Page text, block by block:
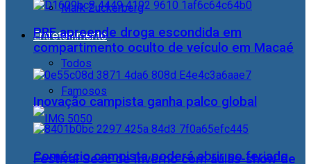
Mark Zuckerberg
Entretenimento
Todos
Famosos
Festival Sesc de Inverno com aulas-show de
PRF apreende droga escondida em
compartimento oculto de veículo em Macaé
Inovação campista ganha palco global
Comércio campista poderá abrir no feriado